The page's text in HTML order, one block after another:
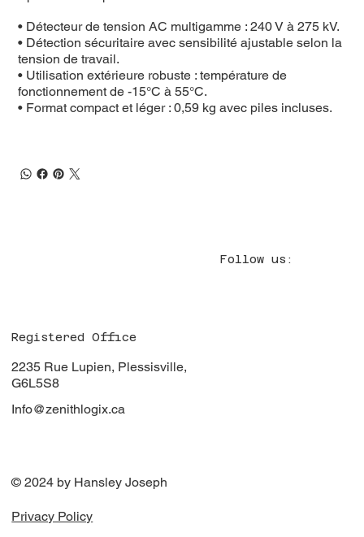
• Détecteur de tension AC multigamme : 240 V à 275 kV.
• Détection sécuritaire avec sensibilité ajustable selon la
tension de travail.
• Utilisation extérieure robuste : température de
fonctionnement de -15°C à 55°C.
• Format compact et léger : 0,59 kg avec piles incluses.
Privacy Policy
© 2024 by Hansley Joseph
Registered Office
2235 Rue Lupien, Plessisville,
G6L5S8
Info@zenithlogix.ca
Follow us: